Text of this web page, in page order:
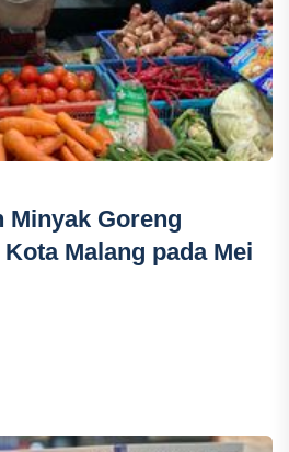
Minyak Goreng
Malang pada Mei